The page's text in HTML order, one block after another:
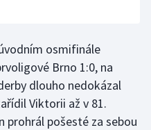
osmifinále
Brno 1:0, na
dlouho nedokázal
Viktorii až v 81.
prohrál pošesté za sebou